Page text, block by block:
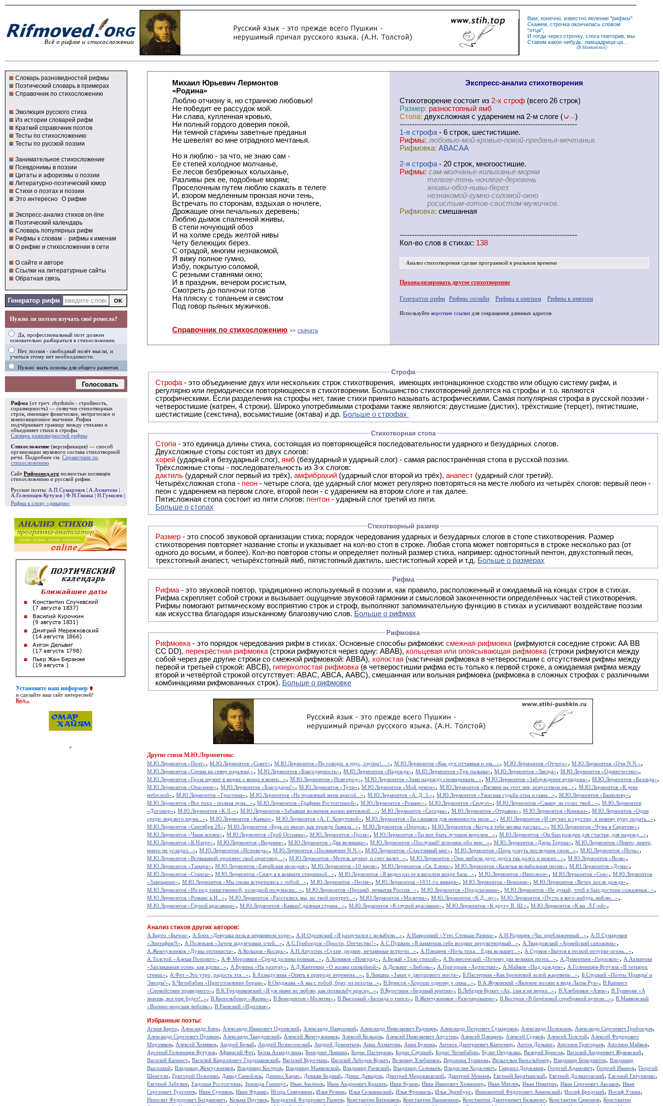
Вам, конечно, известно явление "рифмы".
Скажем, строчка окончилась словом
"отца",
И тогда через строчку, слога повторив, мы
Ставим какое-нибудь: ламцадрица-ца...
(В.Маяковский)
Словарь разновидностей рифмы
Поэтический словарь в примерах
Справочник по стихосложению
Эволюция русского стиха
Из истории словарей рифм
Краткий справочник поэтов
Тесты по стихосложению
Тесты по русской поэзии
Занимательное стихосложение
Псевдонимы в поэзии
Цитаты и афоризмы о поэзии
Литературно-поэтический юмор
Стихи о поэтах и поэзии
Это интересно О рифме
Экспресс-анализ стихов on-line
Поэтический календарь
Словарь популярных рифм
Рифмы к словам и рифмы к именам
О рифме и стихосложении в сети
О сайте и авторе
Ссылки на литературные сайты
Обратная связь
Генератор рифм
Нужно ли поэтам изучать своё ремесло?
Да, профессиональный поэт должен
основательно разбираться в стихосложении.
Нет, поэзия - свободный полёт мысли, и
учиться этому нет необходимости.
Нужно знать основы для общего развития.
Голосовать
Рифма (от греч. rhythmós - стройность,
соразмерность) — созвучие стихотворных
строк, имеющее фоническое, метрическое и
композиционное значение. Рифма
подчёркивает границу между стихами и
объединяет стихи в строфы
Словарь разновидностей рифмы
Стихосложение (версификация) — способ
организации звукового состава стихотворной
речи. Подробнее см. Справочник по
стихосложению
Сайт Рифмовед.org полностью посвящён
стихосложению и русской рифме.
Русские поэты: А.П.Сумароков А.Ахматова
А.Голенищев-Кутузов
Ф.Н.Глинка Н.Гумилев
Рифма к слову «дикарю»
Установите наш информер
и сделайте ваш сайт интересней!
Код...
Михаил Юрьевич Лермонтов
«Родина»
Люблю отчизну я, но странною любовью!
Не победит ее рассудок мой.
Ни слава, купленная кровью,
Ни полный гордого доверия покой,
Ни темной старины заветные преданья
Не шевелят во мне отрадного мечтанья.
Но я люблю - за что, не знаю сам -
Ее степей холодное молчанье,
Ее лесов безбрежных колыханье,
Разливы рек ее, подобные морям;
Проселочным путем люблю скакать в телеге
И, взором медленным пронзая ночи тень,
Встречать по сторонам, вздыхая о ночлеге,
Дрожащие огни печальных деревень;
Люблю дымок спаленной жнивы,
В степи ночующий обоз
И на холме средь желтой нивы
Чету белеющих берез.
С отрадой, многим незнакомой,
Я вижу полное гумно,
Избу, покрытую соломой,
С резными ставнями окно;
И в праздник, вечером росистым,
Смотреть до полночи готов
На пляску с топаньем и свистом
Под говор пьяных мужичков.
Справочник по стихосложению >> скачать
Экспресс-анализ стихотворения
Cтихотворение состоит из 2-х строф (всего 26 строк)
Размер: разностопный ямб
Стопа: двухсложная с ударением на 2-м слоге ( —)
------------------------------------------------------------------------
1-я cтрофа - 6 строк, шестистишие.
Рифмы: любовью-мой-кровью-покой-преданья-мечтанья.
Рифмовка: ABACAA
2-я cтрофа - 20 строк, многоостишие.
Рифмы: сам-молчанье-колыханье-морям
телеге-тень-ночлеге-деревень
жнивы-обоз-нивы-берез
незнакомой-гумно-соломой-окно
росистым-готов-свистом-мужичков.
Рифмовка: смешанная
------------------------------------------------------------------------
Кол-во слов в стихах: 138
Анализ стихотворениясделан программой в реальном времени
Проанализировать другое стихотворение
Генератор рифм Рифмы онлайн Рифмы к именам Рифмы к именам
Используйте короткие ссылки для сокращения длинных адресов
Строфа
Строфа - это объединение двух или нескольких строк стихотворения, имеющих интонационное сходство или общую систему рифм, и
регулярно или периодически повторяющееся в стихотворении. Большинство стихотворений делятся на строфы и т.о. являются
строфическими. Если разделения на строфы нет, такие стихи принято называть астрофическими. Самая популярная строфа в русской поэзии -
четверостишие (катрен, 4 строки). Широко употребимыми строфами также являются: двустишие (дистих), трёхстишие (терцет), пятистишие,
шестистишие (секстина), восьмистишие (октава) и др. Больше о строфах
Стихотворная стопа
Стопа - это единица длины стиха, состоящая из повторяющейся последовательности ударного и безударных слогов.
Двухсложные стопы состоят из двух слогов:
хорей (ударный и безударный слог), ямб (безударный и ударный слог) - самая распостранённая стопа в русской поэзии.
Трёхсложные стопы - последовательность из 3-х слогов:
дактиль (ударный слог первый из трёх), амфибрахий (ударный слог второй из трёх), анапест (ударный слог третий).
Четырёхсложная стопа - пеон - четыре слога, где ударный слог может регулярно повторяться на месте любого из четырёх слогов: первый пеон -
пеон с ударением на первом слоге, второй пеон - с ударением на втором слоге и так далее.
Пятисложная стопа состоит из пяти слогов: пентон - ударный слог третий из пяти.
Больше о стопах
Стихотворный размер
Размер - это способ звуковой организации стиха; порядок чередования ударных и безударных слогов в стопе стихотворения. Размер
стихотворения повторяет название стопы и указывает на кол-во стоп в строке. Любая стопа может повторяться в строке несколько раз (от
одного до восьми, и более). Кол-во повторов стопы и определяет полный размер стиха, например: одностопный пентон, двухстопный пеон,
трехстопный анапест, четырёхстопный ямб, пятистопный дактиль, шестистопный хорей и т.д. Больше о размерах
Рифма
Рифма
- это звуковой повтор, традиционно используемый в поэзии и, как правило, расположенный и ожидаемый на концах строк в стихах.
Рифма скрепляет собой строки и вызывает ощущение звуковой гармонии и смысловой законченности определённых частей стихотворения.
Рифмы помогают ритмическому восприятию строк и строф, выполняют запоминательную функцию в стихах и усиливают воздействие поэзии
как искусства благодаря изысканному благозвучию слов. Больше о рифмах
Рифмовка
Рифмовка - это порядок чередования рифм в стихах. Основные способы рифмовки: смежная рифмовка (рифмуются соседние строки: AA ВВ
СС DD), перекрёстная рифмовка (строки рифмуются через одну: ABAB), кольцевая или опоясывающая рифмовка (строки рифмуются между
собой через две другие строки со смежной рифмовкой: ABBA), холостая (частичная рифмовка в четверостишии с отсутствием рифмы между
первой и третьей строкой: АBCB), гиперхолостая рифмовка (в четверостишии рифма есть только к первой строке, а ожидаемая рифма между
второй и четвёртой строкой отсутствует: ABAC, ABCA, AABC), смешанная или вольная рифмовка (рифмовка в сложных строфах с различными
комбинациями рифмованных строк). Больше о рифмовке
Другие стихи М.Ю.Лермонтова:
М.Ю.Лермонтов «Поэт», М.Ю.Лермонтов «Совет», М.Ю.Лермонтов «Не говори: я трус, глупец!....», М.Ю.Лермонтов «Как дух отчаянья и зла...», М.Ю.Лермонтов «Отчего», М.Ю.Лермонтов «Очи N.N.»,
М.Ю.Лермонтов «Спеша на север издалека,», М.Ю.Лермонтов «Благодарность», М.Ю.Лермонтов «Надежда», М.Ю.Лермонтов «Три пальмы», М.Ю.Лермонтов «Звезда», М.Ю.Лермонтов «Одиночество»,
М.Ю.Лермонтов «Гроза шумит в морях с конца в конец...», М.Ю.Лермонтов «Новгород», М.Ю.Лермонтов «Зови надежду сновиденьем...», М.Ю.Лермонтов «Заблуждение купидона», М.Ю.Лермонтов «Баллада»,
М.Ю.Лермонтов «Опасение», М.Ю.Лермонтов «Благодарю!», М.Ю.Лермонтов «Тучи», М.Ю.Лермонтов «Мой демон», М.Ю.Лермонтов «Взгляни на этот лик; искусством он...», М.Ю.Лермонтов «К деве
небесной», М.Ю.Лермонтов «Тростник», М.Ю.Лермонтов «Не привлекай меня красой...», М.Ю.Лермонтов «А. Д. 3.», М.Ю.Лермонтов «Ужасная судьба отца и сына...», М.Ю.Лермонтов «Башилову»,
М.Ю.Лермонтов «Все тихо - полная луна...», М.Ю.Лермонтов «Графине Ростопчиной», М.Ю.Лермонтов «Романс», М.Ю.Лермонтов «Силуэт», М.Ю.Лермонтов «Слышу ли голос твой...», М.Ю.Лермонтов
«Договор», М.Ю.Лермонтов «К Л.-», М.Ю.Лермонтов «Забывши волнения жизни мятежной...», М.Ю.Лермонтов «Соседка», М.Ю.Лермонтов «Отрывок», М.Ю.Лермонтов «Кинжал», М.Ю.Лермонтов «Один
среди людского шума...», М.Ю.Лермонтов «Кавказ», М.Ю.Лермонтов «А. Г. Хомутовой», М.Ю.Лермонтов «Ты слишком для невинности мила...», М.Ю.Лермонтов «И скучно и грустно, и некому руку подать...»,
М.Ю.Лермонтов «Сентября 28», М.Ю.Лермонтов «Будь со мною, как прежде бывала...», М.Ю.Лермонтов «Пророк», М.Ю.Лермонтов «Когда к тебе молвы рассказ...», М.Ю.Лермонтов «Чума в Саратове»,
М.Ю.Лермонтов «Чаша жизни», М.Ю.Лермонтов «Гроб Оссиана», М.Ю.Лермонтов «Гроза», М.Ю.Лермонтов «Ты мог быть лучшим королем...», М.Ю.Лермонтов «Он был рожден для счастья, для надежд...»,
М.Ю.Лермонтов «К Нэере», М.Ю.Лермонтов «Видение», М.Ю.Лермонтов «Два великана», М.Ю.Лермонтов «Послушай! вспомни обо мне...», М.Ю.Лермонтов «Дары Терека», М.Ю.Лермонтов «Никто, никто,
никто не усладил...», М.Ю.Лермонтов «Исповедь», М.Ю.Лермонтов «Посвящение N.N.», М.Ю.Лермонтов «Счастливый миг», М.Ю.Лермонтов «Пора уснуть последним сном...», М.Ю.Лермонтов «Ночь»,
М.Ю.Лермонтов «Всевышний произнес свой приговор...», М.Ю.Лермонтов «Метель шумит, и снег валит...», М.Ю.Лермонтов «Они любили друг друга так долго и нежно...», М.Ю.Лермонтов «Воля»,
М.Ю.Лермонтов «Тамара», М.Ю.Лермонтов «Еврейская мелодия», М.Ю.Лермонтов «10 июля», М.Ю.Лермонтов «Св. Елена», М.Ю.Лермонтов «Казачья колыбельная песня», М.Ю.Лермонтов «Дума»,
М.Ю.Лермонтов «Стансы», М.Ю.Лермонтов «Сижу я в комнате старинной...», М.Ю.Лермонтов «Я видел раз ее в веселом вихре бала...», М.Ю.Лермонтов «Наполеон», М.Ю.Лермонтов «Сон», М.Ю.Лермонтов
«Завещание», М.Ю.Лермонтов «Мы снова встретились с тобой...», М.Ю.Лермонтов «Песня», М.Ю.Лермонтов «1831-го января», М.Ю.Лермонтов «Венеция», М.Ю.Лермонтов «Вечер после дождя»,
М.Ю.Лермонтов «Из-под таинственной, холодной полумаски...», М.Ю.Лермонтов «Прощай, немытая Россия...», М.Ю.Лермонтов «Предсказание», М.Ю.Лермонтов «Не думай, чтоб я был достоин сожаленья...»,
М.Ю.Лермонтов «Романс к И...», М.Ю.Лермонтов «Расстались мы, но твой портрет...», М.Ю.Лермонтов «Молитва», М.Ю.Лермонтов «К Д...ву», М.Ю.Лермонтов «Пусть я кого-нибудь люблю...»,
М.Ю.Лермонтов «Глупой красавице», М.Ю.Лермонтов «Кавказ! далекая страна...», М.Ю.Лермонтов «К глупой красавице», М.Ю.Лермонтов «К другу В. Ш.», М.Ю.Лермонтов «К кн. Л.Г-ой»,
Анализ стихов других авторов:
А.Барто «Бычок», А.Блок «Девушка пела в церковном хоре», А.И.Одоевский «Я разлучился с колыбели...», А.Навроцкий «Утес Cтеньки Разина», А.Н.Радищев «Час преблаженный...», А.П.Сумароков
«Эпитафия/9», А.Полежаев «Зачем задумчивых очей...», А.С.Грибоедов «Прости, Отечество!», А.С.Пушкин «Я памятник себе воздвиг нерукотворный...», А.Твардовский «Армейский сапожник»,
А.Жемчужников «Думы оптимиста», А.Кольцов «Косарь», А.Н.Апухтин «Сухие, редкие, нечаянные встречи...», А.Плещеев «Ночь тиха... Едва колышет...», А.Сурков «Бьется в тесной печурке огонь...»,
А.Толстой «Алеша Попович», А.Ф.Мерзляков «Среди долины ровныя...», А.Хомяков «Новград», А.Белый «Тело стихий», А.Вознесенский «Почему два великих поэта...», А.Дементьев «Гороскоп», А.Ахматова
«Заплаканная осень, как вдова...», А.Бунина «На разлуку», А.Д.Кантемир «О жизни спокойной», А.Дельвиг «Любовь», А.Григорьев «Артисткке», А.Майков «Под дождем», А.Голенищев-Кутузов «В четырех
стенах», А.Фет «Это утро, радость эта...», Б.Ахмадулина «Опять в природе перемена...», Б.Лившиц «Закат у дворцового моста», Б.Пастернак «Как бронзовой золой жаровень...», Б.Слуцкий «Поэты 'Правды' и
'Звезды'», Б.Чичибабин «Приготовление борща», Б.Окуджава «А мы с тобой, брат, из пехоты...», В.Брюсов «Хорошо одному у окна...», В.А.Жуковский «Явление поэзии в виде Лалла Рук», В.Капнист
«Спокойствие праведного», В.К.Тредиаковский «Я уж ныне не люблю, как похвальбу красну...», В.Курочкин «Бедовый критик», В.Лебедев-Кумач «Ах, сам я не верил...», В.Хлебников «Азия», В.Тушнова «А
знаешь, все еще будет!..», В.Кюхельбекер «Жизнь», В.Бенедиктов «Молитва», В.Высоцкий «Баллада о гипсе», В.Жемчужников «Разочарование», В.Костров «В берёзовой серебряной купели...», В.Маяковский
«Военно-морская любовь», В.Раевский «Идиллия»,
Избранные поэты:
Агния Барто, Александр Блок, Александр Иванович Одоевский, Александр Навроцкий, Александр Николаевич Радищев, Александр Петрович Сумароков, Александр Полежаев, Александр Сергеевич Грибоедов,
Александр Сергеевич Пушкин, Александр Твардовский, Алексей Жемчужников, Алексей Кольцов, Алексей Николаевич Апухтин, Алексей Плещеев, Алексей Сурков, Алексей Толстой, Алексей Федорович
Мерзляков, Алексей Хомяков, Андрей Белый, Андрей Вознесенский, Андрей Дементьев, Анна Ахматова, Анна Бунина, Антиох Дмитриевич Кантемир, Антон Дельвиг, Аполлон Григорьев, Аполлон Майков,
Арсений Голенищев-Кутузов, Афанасий Фет, Белла Ахмадулина, Бенедикт Лившиц, Борис Пастернак, Борис Слуцкий, Борис Чичибабин, Булат Окуджава, Валерий Брюсов, Василий Андреевич Жуковский,
Василий Капнист, Василий Кириллович Тредиаковский, Василий Курочкин, Василий Лебедев-Кумач, Велимир Хлебников, Вероника Тушнова, Вильгельм Кюхельбекер, Владимир Бенедиктов, Владимир
Высоцкий, Владимир Жемчужников, Владимир Костров, Владимир Маяковский, Владимир Раевский, Владимир Соловьёв, Владислав Ходасевич, Гавриил Державин, Георгий Адамович, Георгий Иванов, Георгий
Шенгели, Григорий Поженян, Давид Самойлов, Даниил Хармс, Демьян Бедный, Денис Давыдов, Дмитрий Мережковский, Дмитрий Минаев, Евгений Баратынский, Евгений Долматовский, Евгений Евтушенко,
Евгений Забелин, Евдокия Ростопчина, Зинаида Гиппиус, Иван Аксёнов, Иван Андреевич Крылов, Иван Бунин, Иван Иванович Хемницер, Иван Мятлев, Иван Никитин, Иван Сергеевич Аксаков, Иван
Сергеевич Тургенев, Иван Суриков, Иван Франко, Игорь Северянин, Илья Резник, Илья Сельвинский, Илья Френкель, Илья Эренбург, Иннокентий Фёдорович Анненский, Иосиф Бродский, Иосиф Уткин,
Ипполит Федорович Богданович, Козьма Прутков, Кондратий Федорович Рылеев, Константин Батюшков, Константин Ваншенкин, Константин Дмитриевич Бальмонт, Константин Симонов, Константин